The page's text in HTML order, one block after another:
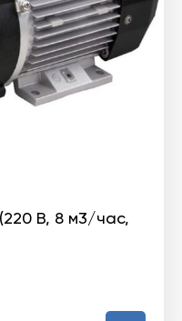
В, 8 м3/час,